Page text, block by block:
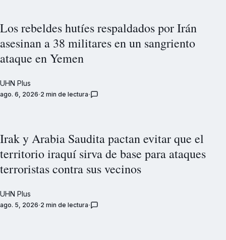
Los rebeldes hutíes respaldados por Irán
asesinan a 38 militares en un sangriento
ataque en Yemen
UHN Plus
ago. 6, 2026 2 min de lectura
Irak y Arabia Saudita pactan evitar que el
territorio iraquí sirva de base para ataques
terroristas contra sus vecinos
UHN Plus
ago. 5, 2026 2 min de lectura